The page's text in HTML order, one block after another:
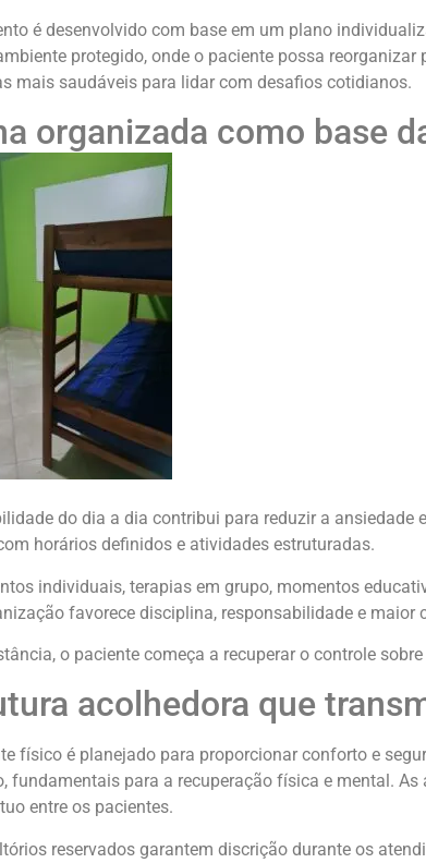
é desenvolvido com base em um plano
protegido, onde o paciente possa
mais saudáveis para lidar com desafios cotidianos.
organizada como base
do dia a dia contribui para reduzir a
horários definidos e atividades estruturadas.
individuais, terapias em grupo, momentos
favorece disciplina, responsabilidade e maior
o paciente começa a recuperar o controle
acolhedora que
físico é planejado para proporcionar conforto e
fundamentais para a recuperação física e mental.
entre os pacientes.
reservados garantem discrição durante os